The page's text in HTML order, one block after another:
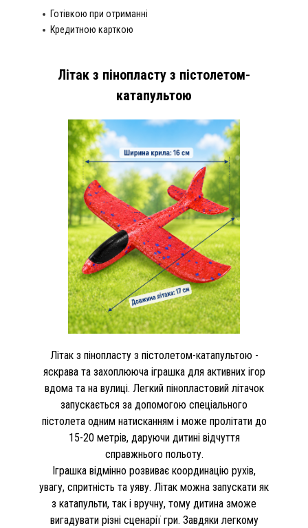
Готівкою при отриманні
Кредитною карткою
Літак з пінопласту з пістолетом-
катапультою
Літак з пінопласту з пістолетом-катапультою -
яскрава та захоплююча іграшка для активних ігор
вдома та на вулиці. Легкий пінопластовий літачок
запускається за допомогою спеціального
пістолета одним натисканням і може пролітати до
15-20 метрів, даруючи дитині відчуття
справжнього польоту.
Іграшка відмінно розвиває координацію рухів,
увагу, спритність та уяву. Літак можна запускати як
з катапульти, так і вручну, тому дитина зможе
вигадувати різні сценарії гри. Завдяки легкому